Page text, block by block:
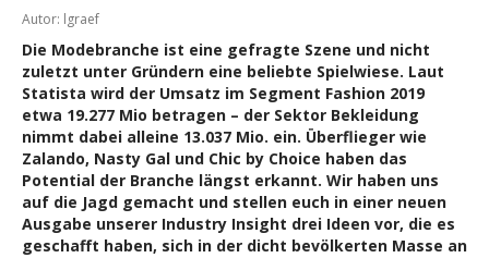
Autor: lgraef
Die Modebranche ist eine gefragte Szene und nicht
zuletzt unter Gründern eine beliebte Spielwiese. Laut
Statista wird der Umsatz im Segment Fashion 2019
etwa 19.277 Mio betragen – der Sektor Bekleidung
nimmt dabei alleine 13.037 Mio. ein. Überflieger wie
Zalando, Nasty Gal und Chic by Choice haben das
Potential der Branche längst erkannt. Wir haben uns
auf die Jagd gemacht und stellen euch in einer neuen
Ausgabe unserer Industry Insight drei Ideen vor, die es
geschafft haben, sich in der dicht bevölkerten Masse an